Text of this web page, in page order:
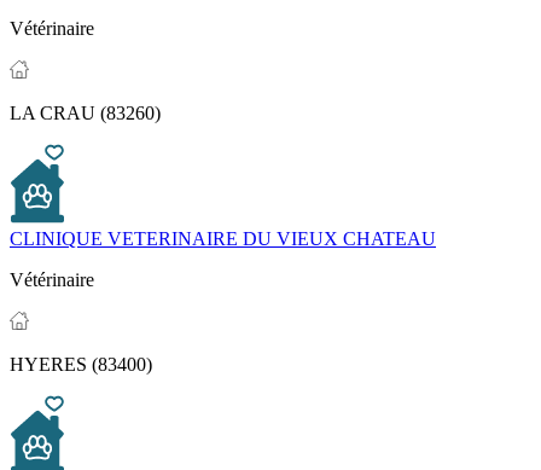
Vétérinaire
LA CRAU (83260)
CLINIQUE VETERINAIRE DU VIEUX CHATEAU
Vétérinaire
HYERES (83400)